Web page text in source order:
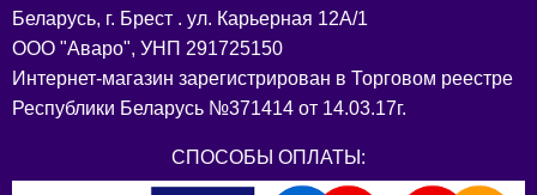
Беларусь, г. Брест . ул. Карьерная 12А/1
ООО "Аваро", УНП 291725150
Интернет-магазин зарегистрирован в Торговом реестре
Республики Беларусь №371414 от 14.03.17г.
СПОСОБЫ ОПЛАТЫ: